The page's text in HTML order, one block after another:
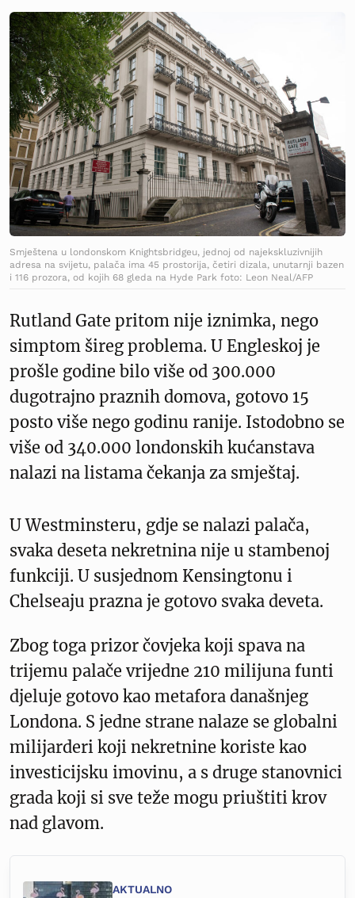
Smještena u londonskom Knightsbridgeu, jednoj od najekskluzivnijih
adresa na svijetu, palača ima 45 prostorija, četiri dizala, unutarnji bazen
i 116 prozora, od kojih 68 gleda na Hyde Park foto: Leon Neal/AFP
Rutland Gate pritom nije iznimka, nego
simptom šireg problema. U Engleskoj je
prošle godine bilo više od 300.000
dugotrajno praznih domova, gotovo 15
posto više nego godinu ranije. Istodobno se
više od 340.000 londonskih kućanstava
nalazi na listama čekanja za smještaj.
U Westminsteru, gdje se nalazi palača,
svaka deseta nekretnina nije u stambenoj
funkciji. U susjednom Kensingtonu i
Chelseaju prazna je gotovo svaka deveta.
Zbog toga prizor čovjeka koji spava na
trijemu palače vrijedne 210 milijuna funti
djeluje gotovo kao metafora današnjeg
Londona. S jedne strane nalaze se globalni
milijarderi koji nekretnine koriste kao
investicijsku imovinu, a s druge stanovnici
grada koji si sve teže mogu priuštiti krov
nad glavom.
AKTUALNO